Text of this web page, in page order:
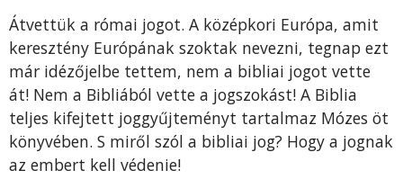
Átvettük a római jogot. A középkori Európa, amit
keresztény Európának szoktak nevezni, tegnap ezt
már idézőjelbe tettem, nem a bibliai jogot vette
át! Nem a Bibliából vette a jogszokást! A Biblia
teljes kifejtett joggyűjteményt tartalmaz Mózes öt
könyvében. S miről szól a bibliai jog? Hogy a jognak
az embert kell védenie!